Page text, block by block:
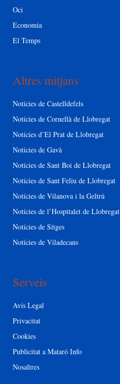
Oci
Economia
El Temps
Altres mitjans
Notícies de Castelldefels
Notícies de Cornellà de Llobregat
Notícies d’El Prat de Llobregat
Notícies de Gavà
Notícies de Sant Boi de Llobregat
Notícies de Sant Feliu de Llobregat
Notícies de Vilanova i la Geltrú
Notícies de l’Hospitalet de Llobregat
Notícies de Sitges
Notícies de Viladecans
Serveis
Avís Legal
Privacitat
Cookies
Publicitat a Mataró Info
Nosaltres